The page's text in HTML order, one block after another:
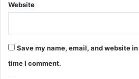
Website
Save my name, email, and website
time I comment.